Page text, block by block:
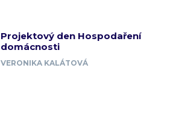
Projektový den Hospodaření
domácnosti
VERONIKA KALÁTOVÁ